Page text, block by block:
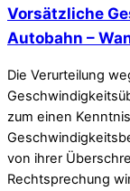
Vorsätzliche
Autobahn –
Die Verurteilung
zum einen
von ihrer
Rechtsprechung